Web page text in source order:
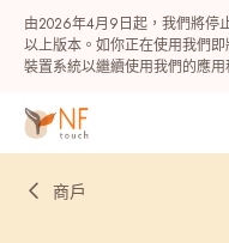
由2026年4月9日起，我們將停
以上版本。如你正在使用我們
裝置系統以繼續使用我們的應用
商戶